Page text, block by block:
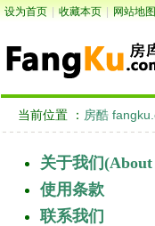
设为首页 | 收藏本页 | 网站地图
当前位置 ： 房酷
关于我们(About
使用条款
联系我们